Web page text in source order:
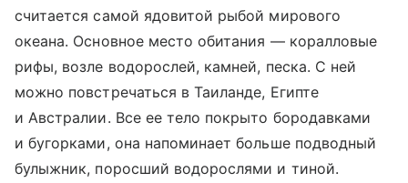
считается самой ядовитой рыбой мирового
океана. Основное место обитания — коралловые
рифы, возле водорослей, камней, песка. С ней
можно повстречаться в Таиланде, Египте
и Австралии. Все ее тело покрыто бородавками
и бугорками, она напоминает больше подводный
булыжник, поросший водорослями и тиной.